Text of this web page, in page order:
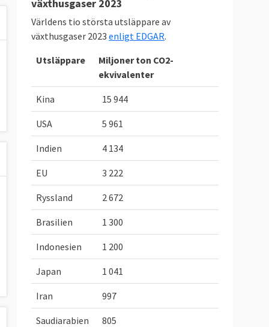
växthusgaser 2023
Världens tio största utsläppare av
växthusgaser 2023 enligt EDGAR.
Utsläppare
Miljoner ton CO2-
ekvivalenter
Kina 15 944
USA 5 961
Indien 4 134
EU 3 222
Ryssland 2 672
Brasilien 1 300
Indonesien 1 200
Japan 1 041
Iran 997
Saudiarabien 805